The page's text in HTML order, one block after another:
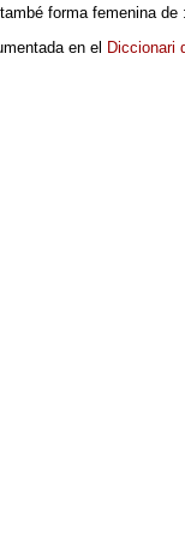
també forma femenina
en el Diccionari